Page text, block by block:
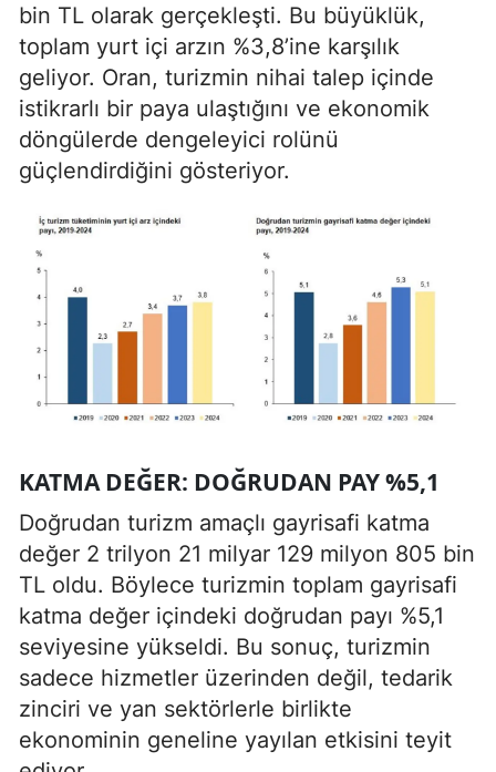
bin TL olarak gerçekleşti. Bu büyüklük,
toplam yurt içi arzın %3,8’ine karşılık
geliyor. Oran, turizmin nihai talep içinde
istikrarlı bir paya ulaştığını ve ekonomik
döngülerde dengeleyici rolünü
güçlendirdiğini gösteriyor.
KATMA DEĞER: DOĞRUDAN PAY %5,1
Doğrudan turizm amaçlı gayrisafi katma
değer 2 trilyon 21 milyar 129 milyon 805 bin
TL oldu. Böylece turizmin toplam gayrisafi
katma değer içindeki doğrudan payı %5,1
seviyesine yükseldi. Bu sonuç, turizmin
sadece hizmetler üzerinden değil, tedarik
zinciri ve yan sektörlerle birlikte
ekonominin geneline yayılan etkisini teyit